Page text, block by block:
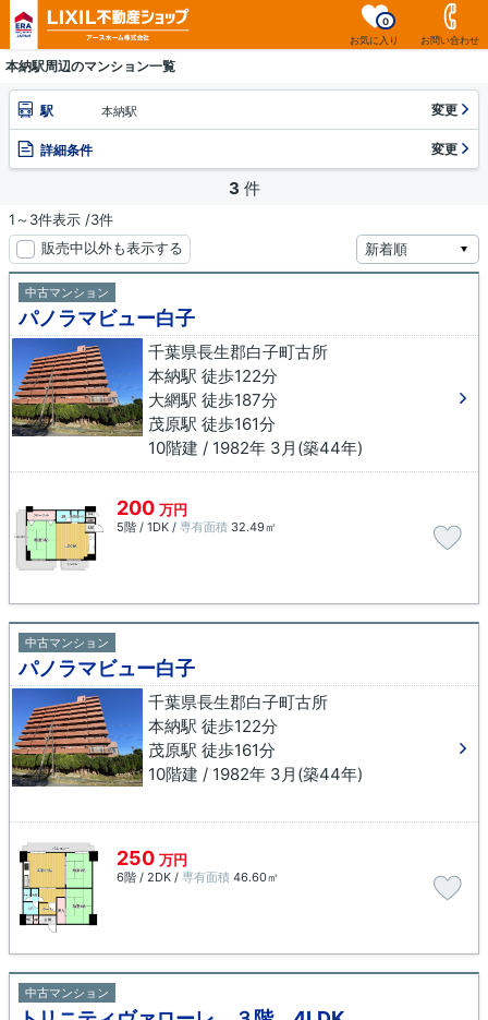
お気に入り
0
お問い合わせ
本納駅周辺のマンション一覧
駅 本納駅 変更
詳細条件 変更
3 件
1～3件表示 /3件
販売中以外も表示する
中古マンション
パノラマビュー白子
千葉県長生郡白子町古所
本納駅 徒歩122分
大網駅 徒歩187分
茂原駅 徒歩161分
10階建 / 1982年 3月(築44年)
200 万円
5階 / 1DK / 専有面積 32.49㎡
中古マンション
パノラマビュー白子
千葉県長生郡白子町古所
本納駅 徒歩122分
茂原駅 徒歩161分
10階建 / 1982年 3月(築44年)
250 万円
6階 / 2DK / 専有面積 46.60㎡
中古マンション